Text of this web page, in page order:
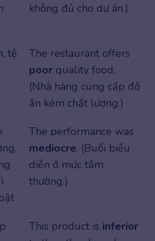
không đủ cho dự án.)
tệ
The restaurant offers
poor quality food.
(Nhà hàng cung cấp đồ
ăn kém chất lượng.)
The performance was
mediocre. (Buổi biểu
diễn ở mức tầm
thường.)
This product is inferior